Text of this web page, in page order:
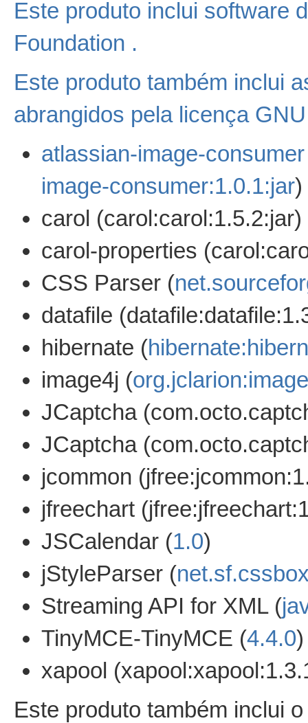
Este produto inclui software
Foundation .
Este produto também inclui
abrangidos pela licença
atlassian-image-
image-consumer:1.0.1:jar)
carol (carol:carol:1.5.2:jar)
carol-properties
CSS Parser (
datafile
hibernate (
image4j (
JCaptcha
JCaptcha
jcommon
jfreechart
JSCalendar (1.0)
jStyleParser (
Streaming API for XML (
TinyMCE-TinyMCE (4.4.0)
xapool
Este produto também inclui